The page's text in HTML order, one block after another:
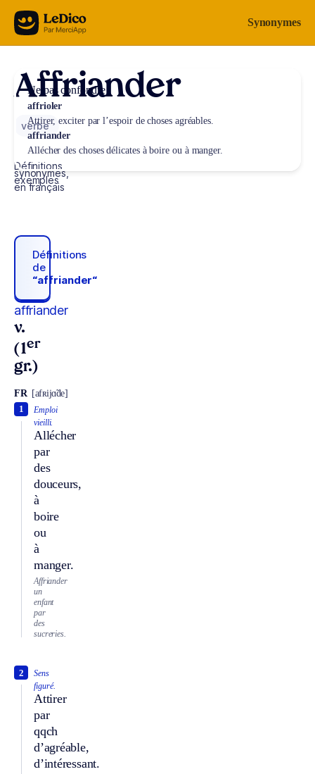
Aller au contenu Synonymes
Affriander
verbe
Définitions,
synonymes,
exemples
en français
Définitions
de
“affriander“
affriander
v.
(1er
gr.)
FR [afʀijɑ̃de]
Emploi
vieilli.
Allécher
par
des
douceurs,
à
boire
ou
à
manger.
1
Affriander
un
enfant
par
des
sucreries.
Sens
figuré.
Attirer
par
qqch
d’agréable,
d’intéressant.
2
Ne pas confondre
affrioler
Attirer, exciter par l’espoir de choses agréables.
affriander
Allécher des choses délicates à boire ou à manger.